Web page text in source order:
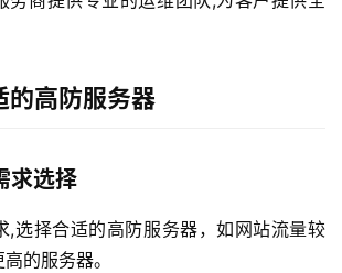
的高防服务器
求选择
,选择合适的高防服务器，如网站流量较
的服务器。